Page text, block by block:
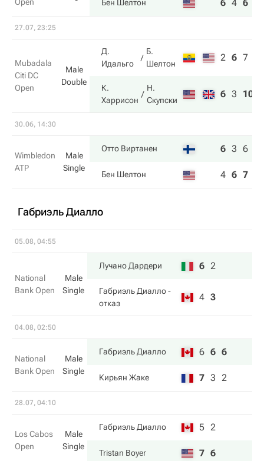
Бен Шелтон 6 4 6
27.07, 23:25
Mubadala
Citi DC
Open
Male
Double
Д.
Идальго
Б.
Шелтон
2 6 7
К.
Харрисон
Н.
Скупски
6 3 10
30.06, 14:30
Wimbledon
ATP
Male
Single
Отто Виртанен 6 3 6
Бен Шелтон 4 6 7
Габриэль Диалло
05.08, 04:55
National
Bank Open
Male
Single
Лучано Дардери 6 2
Габриэль Диалло-
отказ
4 3
04.08, 02:50
National
Bank Open
Male
Single
Габриэль Диалло 6 6 6
Кирьян Жаке 7 3 2
28.07, 04:10
Los Cabos
Open
Male
Single
Габриэль Диалло 5 2
Tristan Boyer 7 6